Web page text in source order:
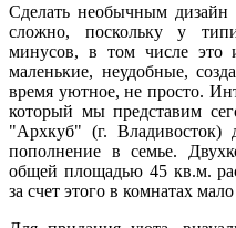
Сделать необычным дизайн
сложно, поскольку у
минусов, в том числе это
маленькие, неудобные,
время уютное, не просто.
который мы представим
"Архкуб" (г.
пополнение в семье.
общей площадью 45 кв.м.
за счет этого в комнатах